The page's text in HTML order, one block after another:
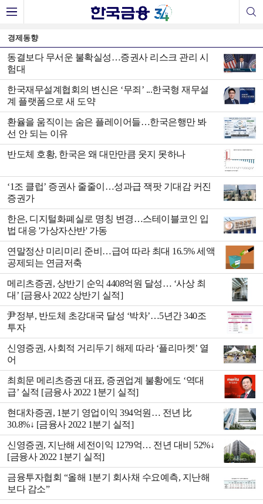
경제동향
동결보다 무서운 불확실성…증권사 리스크 관리 시
험대
한국재무설계협회의 변신은 ‘무죄’ ...한국형 재무설
계 플랫폼으로 새 도약
환율을 움직이는 숨은 플레이어들…한국은행만 봐
선 안 되는 이유
반도체 호황, 한국은 왜 대만만큼 웃지 못하나
‘1조 클럽’ 증권사 줄줄이…성과급 잭팟 기대감 커진
증권가
한은, 디지털화폐실로 명칭 변경…스테이블코인 입
법 대응 '가상자산반' 가동
연말정산 미리미리 준비…급여 따라 최대 16.5% 세액
공제되는 연금저축
메리츠증권, 상반기 순익 4408억원 달성… ‘사상 최
대’ [금융사 2022 상반기 실적]
尹정부, 반도체 초강대국 달성 ‘박차’…5년간 340조
투자
신영증권, 사회적 거리두기 해제 따라 ‘플리마켓’ 열
어
최희문 메리츠증권 대표, 증권업계 불황에도 ‘역대
급’ 실적 [금융사 2022 1분기 실적]
현대차증권, 1분기 영업이익 394억원… 전년 比
30.8%↓ [금융사 2022 1분기 실적]
신영증권, 지난해 세전이익 1279억… 전년 대비 52%↓
[금융사 2022 1분기 실적]
금융투자협회 “올해 1분기 회사채 수요예측, 지난해
보다 감소”